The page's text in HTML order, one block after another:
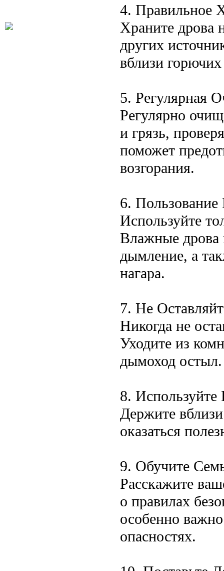
4. Правильное
Храните дрова
других
вблизи
5. Регулярная
Регулярно
и грязь,
поможет
возгорания.
6.
Используйте
Влажные дрова
дымление, а
нагара.
7. Не
Никогда не
Уходите из
дымоход остыл.
8.
Держите
оказаться
9. Обучите
Расскажите
о правилах
особенно
опасностях.